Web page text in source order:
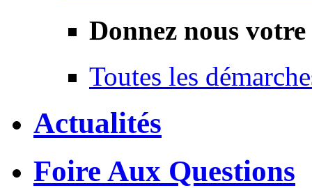
Donnez nous
Toutes les
Actualités
Foire Aux Questions